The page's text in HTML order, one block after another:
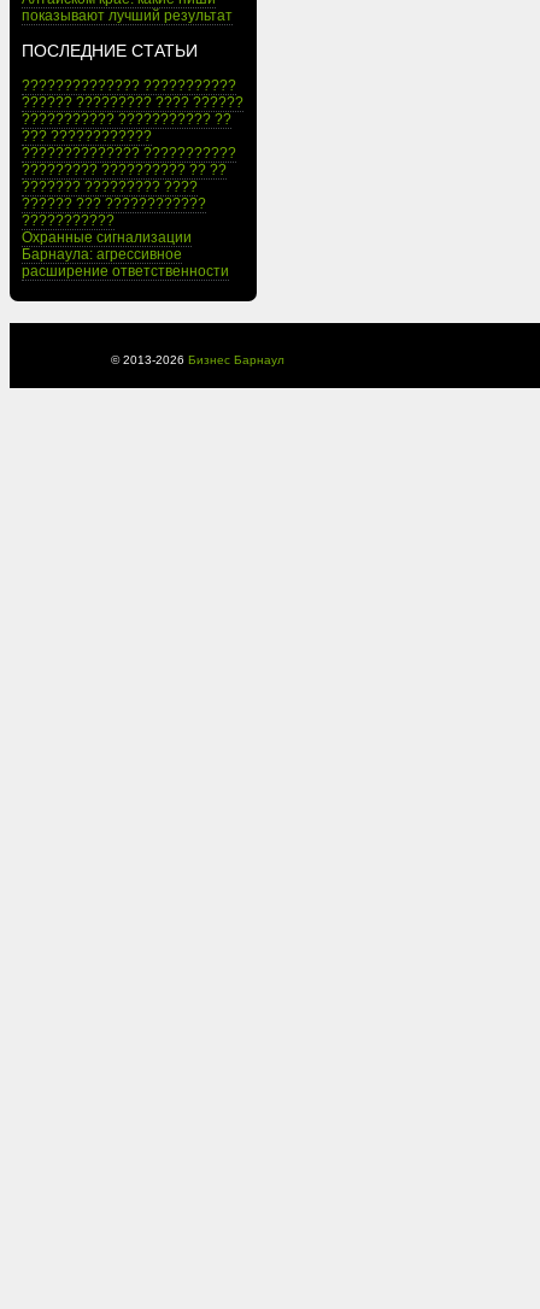
показывают лучший результат
ПОСЛЕДНИЕ СТАТЬИ
?????????????? ???????????
?????? ????????? ???? ??????
??????????? ??????????? ??
??? ????????????
?????????????? ???????????
????????? ?????????? ?? ??
??????? ????????? ????
?????? ??? ????????????
???????????
Охранные сигнализации
Барнаула: агрессивное
расширение ответственности
© 2013-2026 Бизнес Барнаул